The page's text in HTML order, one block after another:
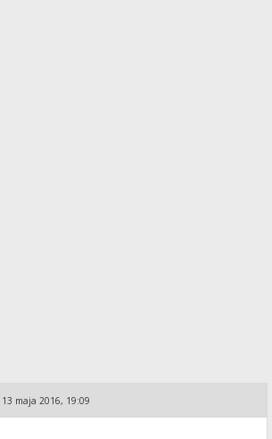
13 maja 2016, 19:09